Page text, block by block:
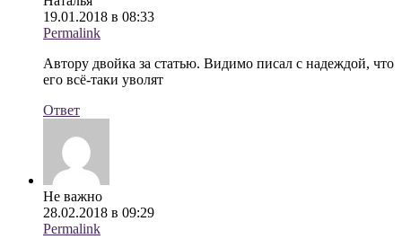
19.01.2018 в 08:33
Permalink
Автору двойка за статью. Видимо писал с надеждой, что
его всё-таки уволят
Ответ
Не важно
28.02.2018 в 09:29
Permalink